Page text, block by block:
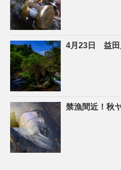
4月23日 益田
禁漁間近！秋